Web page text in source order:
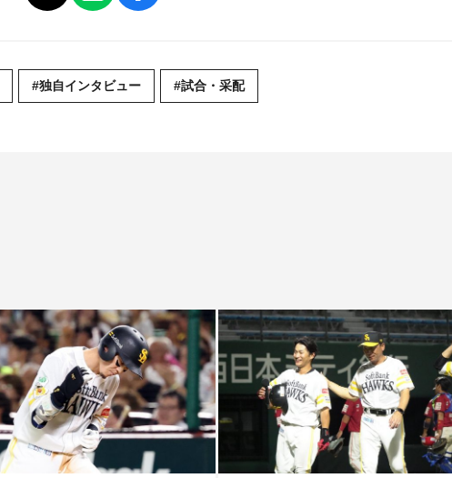
#独自インタビュー #試合・采配